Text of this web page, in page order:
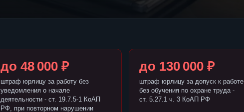
до 48 000 ₽
штраф юрлицу за работу без
уведомления о начале
деятельности - ст. 19.7.5-1 КоАП
РФ, при повторном нарушении
до 130 000 ₽
штраф юрлицу за допуск к работе
без обучения по охране труда -
ст. 5.27.1 ч. 3 КоАП РФ